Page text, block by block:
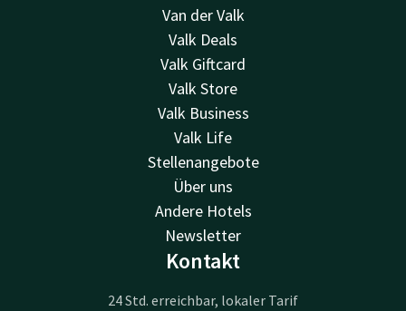
Van der Valk
Valk Deals
Valk Giftcard
Valk Store
Valk Business
Valk Life
Stellenangebote
Über uns
Andere Hotels
Newsletter
Kontakt
24 Std. erreichbar, lokaler Tarif